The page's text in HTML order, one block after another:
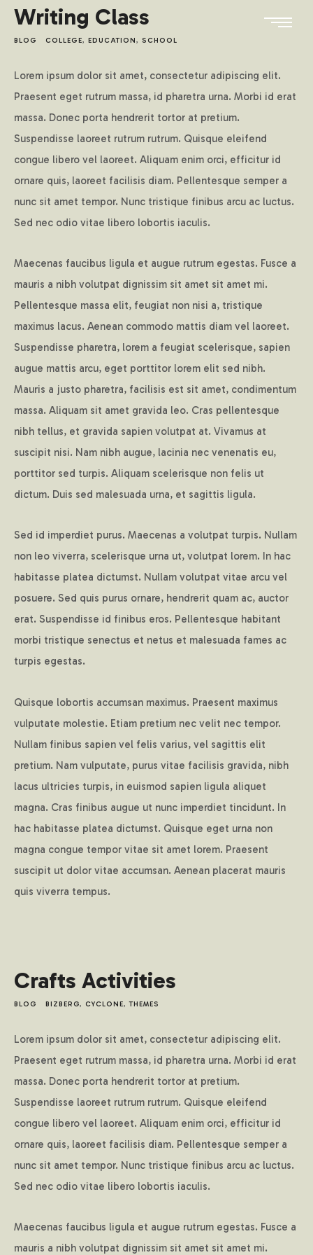
Writing Class
BLOG COLLEGE, EDUCATION, SCHOOL
Lorem ipsum dolor sit amet, consectetur adipiscing elit.
Praesent eget rutrum massa, id pharetra urna. Morbi id erat
massa. Donec porta hendrerit tortor at pretium.
Suspendisse laoreet rutrum rutrum. Quisque eleifend
congue libero vel laoreet. Aliquam enim orci, efficitur id
ornare quis, laoreet facilisis diam. Pellentesque semper a
nunc sit amet tempor. Nunc tristique finibus arcu ac luctus.
Sed nec odio vitae libero lobortis iaculis.
Maecenas faucibus ligula et augue rutrum egestas. Fusce a
mauris a nibh volutpat dignissim sit amet sit amet mi.
Pellentesque massa elit, feugiat non nisi a, tristique
maximus lacus. Aenean commodo mattis diam vel laoreet.
Suspendisse pharetra, lorem a feugiat scelerisque, sapien
augue mattis arcu, eget porttitor lorem elit sed nibh.
Mauris a justo pharetra, facilisis est sit amet, condimentum
massa. Aliquam sit amet gravida leo. Cras pellentesque
nibh tellus, et gravida sapien volutpat at. Vivamus at
suscipit nisi. Nam nibh augue, lacinia nec venenatis eu,
porttitor sed turpis. Aliquam scelerisque non felis ut
dictum. Duis sed malesuada urna, et sagittis ligula.
Sed id imperdiet purus. Maecenas a volutpat turpis. Nullam
non leo viverra, scelerisque urna ut, volutpat lorem. In hac
habitasse platea dictumst. Nullam volutpat vitae arcu vel
posuere. Sed quis purus ornare, hendrerit quam ac, auctor
erat. Suspendisse id finibus eros. Pellentesque habitant
morbi tristique senectus et netus et malesuada fames ac
turpis egestas.
Quisque lobortis accumsan maximus. Praesent maximus
vulputate molestie. Etiam pretium nec velit nec tempor.
Nullam finibus sapien vel felis varius, vel sagittis elit
pretium. Nam vulputate, purus vitae facilisis gravida, nibh
lacus ultricies turpis, in euismod sapien ligula aliquet
magna. Cras finibus augue ut nunc imperdiet tincidunt. In
hac habitasse platea dictumst. Quisque eget urna non
magna congue tempor vitae sit amet lorem. Praesent
suscipit ut dolor vitae accumsan. Aenean placerat mauris
quis viverra tempus.
Crafts Activities
BLOG BIZBERG, CYCLONE,THEMES
Lorem ipsum dolor sit amet, consectetur adipiscing elit.
Praesent eget rutrum massa, id pharetra urna. Morbi id erat
massa. Donec porta hendrerit tortor at pretium.
Suspendisse laoreet rutrum rutrum. Quisque eleifend
congue libero vel laoreet. Aliquam enim orci, efficitur id
ornare quis, laoreet facilisis diam. Pellentesque semper a
nunc sit amet tempor. Nunc tristique finibus arcu ac luctus.
Sed nec odio vitae libero lobortis iaculis.
Maecenas faucibus ligula et augue rutrum egestas. Fusce a
mauris a nibh volutpat dignissim sit amet sit amet mi.